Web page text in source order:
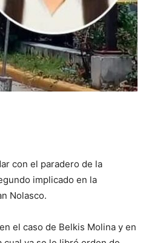
con el paradero de la
implicado en la
Nolasco.
el caso de Belkis Molina y en